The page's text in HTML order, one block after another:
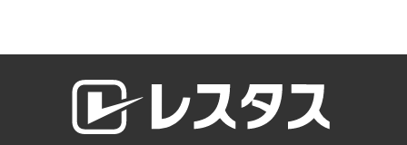
以前の注文も含め価格と品質
青森県K社様